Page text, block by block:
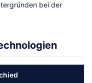
bei der